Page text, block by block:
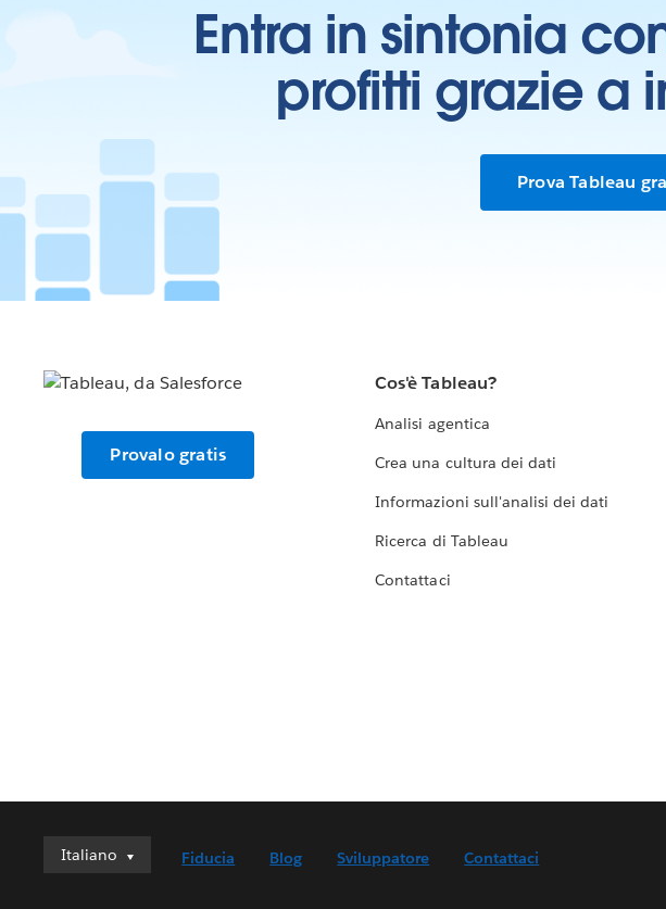
Entra in sintonia
profitti grazie a
Prova Tableau
Provalo gratis
Cos'è Tableau?
Analisi agentica
Crea una cultura dei dati
Informazioni sull'analisi dei dati
Ricerca di Tableau
Contattaci
Italiano
Italiano
Fiducia Blog Sviluppatore Contattaci